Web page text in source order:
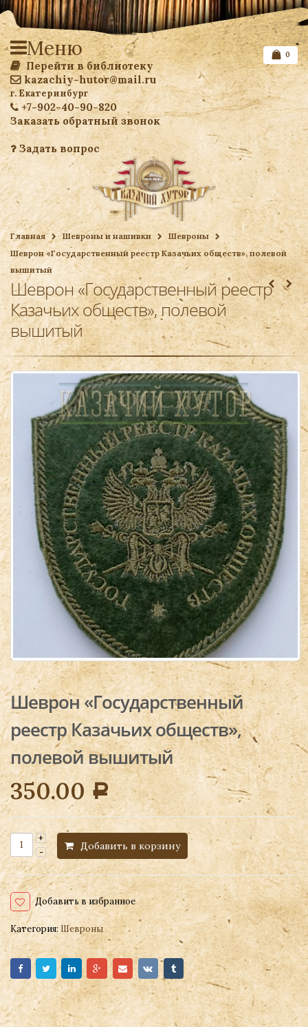
Перейти в библиотеку
kazachiy-hutor@mail.ru
г. Екатеринбург
+7-902-40-90-820
Заказать обратный звонок
Задать вопрос
Список желаемого
Ваша корзина
0
Меню
Главная Шевроны и нашивки
Шевроны
Шеврон «Государственный реестр Казачьих обществ», полевой
вышитый
Шеврон «Государственный реестр
Казачьих обществ», полевой
вышитый
Шеврон «Государственный
реестр Казачьих обществ»,
полевой вышитый
350.00 Р
Добавить в корзину
Добавить в избранное
Категория: Шевроны